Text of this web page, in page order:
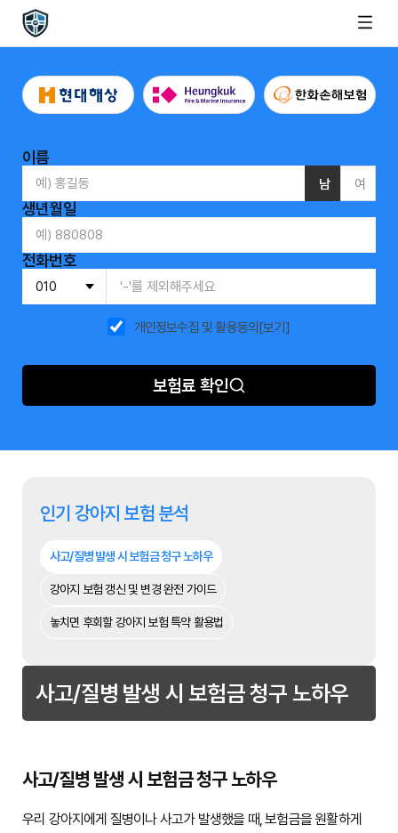
이름
남 여
생년월일
전화번호
개인정보수집 및 활용동의 [보기]
보험료 확인
인기 강아지 보험 분석
사고/질병 발생 시 보험금 청구 노하우
강아지 보험 갱신 및 변경 완전 가이드
놓치면 후회할 강아지 보험 특약 활용법
사고/질병 발생 시 보험금 청구 노하우
사고/질병 발생 시 보험금 청구 노하우
우리 강아지에게 질병이나 사고가 발생했을 때, 보험금을 원활하게